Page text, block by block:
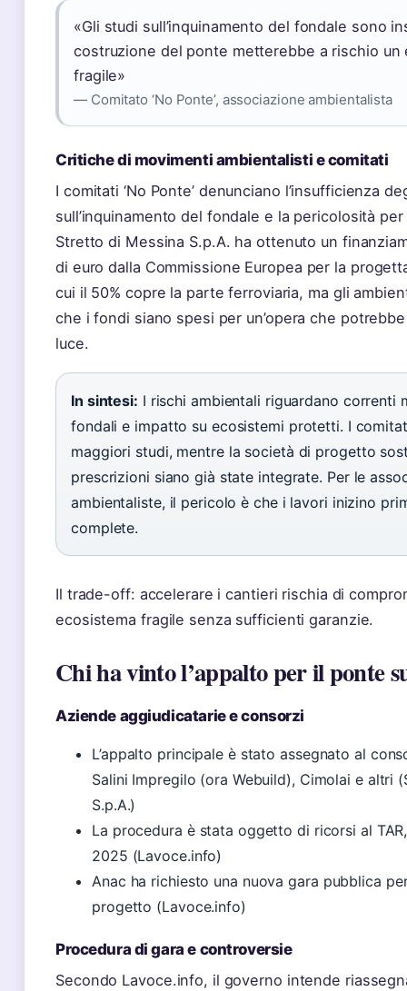
«Gli studi sull’inquinamento del fondale sono
costruzione del ponte metterebbe a rischio un
fragile»
— Comitato ‘No Ponte’, associazione ambientalista
Critiche di movimenti ambientalisti e comitati
I comitati ‘No Ponte’ denunciano l’insufficienza
sull’inquinamento del fondale e la pericolosità per
Stretto di Messina S.p.A. ha ottenuto un
di euro dalla Commissione Europea per la
cui il 50% copre la parte ferroviaria, ma gli
che i fondi siano spesi per un’opera che
luce.
In sintesi: I rischi ambientali riguardano correnti
fondali e impatto su ecosistemi protetti. I
maggiori studi, mentre la società di progetto
prescrizioni siano già state integrate. Per le
ambientaliste, il pericolo è che i lavori inizino
complete.
Il trade-off: accelerare i cantieri rischia di
ecosistema fragile senza sufficienti garanzie.
Chi ha vinto l’appalto per il ponte
Aziende aggiudicatarie e consorzi
L’appalto principale è stato assegnato al
Salini Impregilo (ora Webuild), Cimolai e altri
S.p.A.)
La procedura è stata oggetto di ricorsi al
2025 (Lavoce.info)
Anac ha richiesto una nuova gara pubblica
progetto (Lavoce.info)
Procedura di gara e controversie
Secondo Lavoce.info, il governo intende